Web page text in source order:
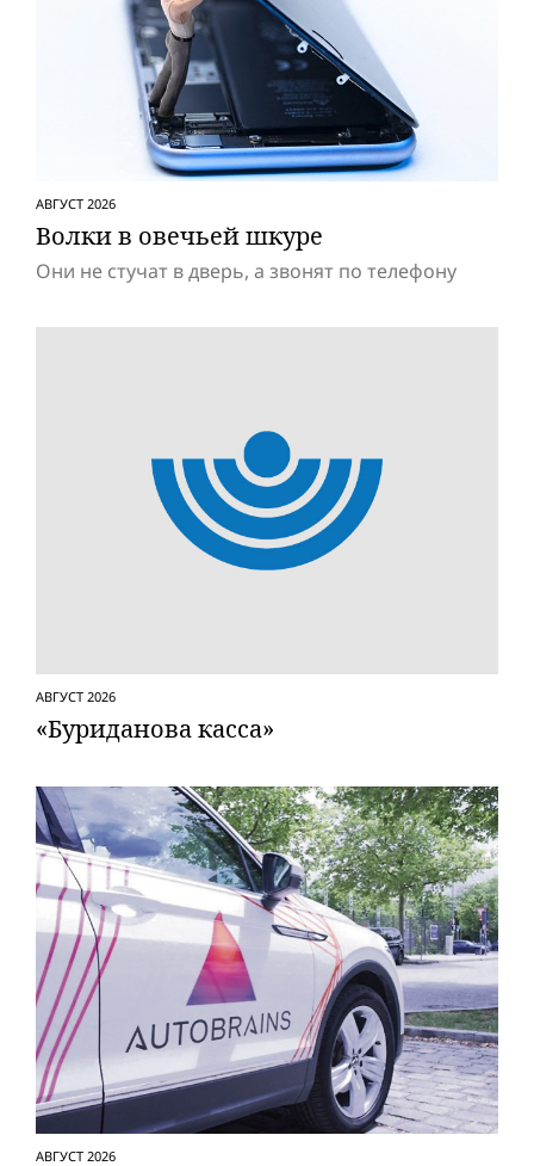
АВГУСТ 2026
Волки в овечьей шкуре
Они не стучат в дверь, а звонят по телефону
АВГУСТ 2026
«Буриданова касса»
АВГУСТ 2026